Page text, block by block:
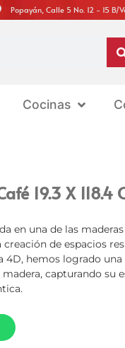
Popayán, Calle 5 No. 12 - 15 B/
Cocinas
19.3 X 118.4
en una de las
de espacios
4D, hemos logrado
capturando su